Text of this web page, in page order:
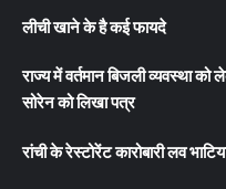
लीची खाने के है कई फायदे
राज्य में वर्तमान बिजली व्यवस्था
सोरेन को लिखा पत्र
रांची के रेस्टोरेंट कारोबारी लव